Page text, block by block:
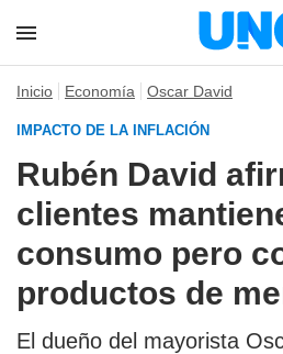
Inicio Economía Oscar David
IMPACTO DE LA INFLACIÓN
Rubén David
clientes
consumo pero
productos de
El dueño del mayorista